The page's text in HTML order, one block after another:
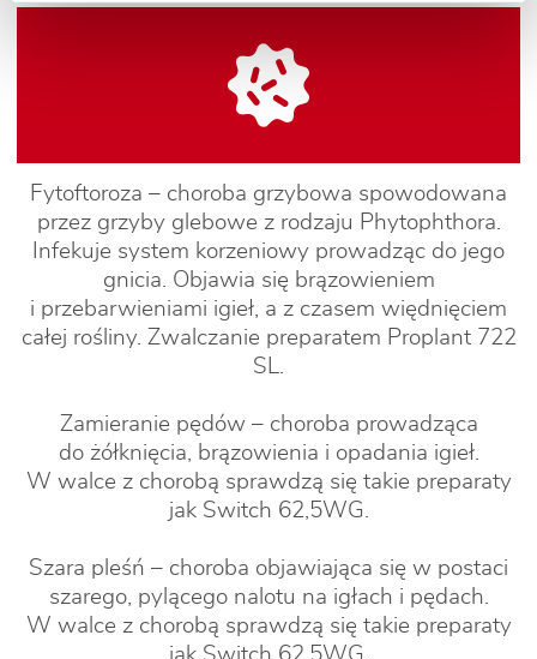
Fytoftoroza – choroba grzybowa spowodowana
przez grzyby glebowe z rodzaju Phytophthora.
Infekuje system korzeniowy prowadząc do jego
gnicia. Objawia się brązowieniem
i przebarwieniami igieł, a z czasem więdnięciem
całej rośliny. Zwalczanie preparatem Proplant 722
SL.
Zamieranie pędów – choroba prowadząca
do żółknięcia, brązowienia i opadania igieł.
W walce z chorobą sprawdzą się takie preparaty
jak Switch 62,5WG.
Szara pleśń – choroba objawiająca się w postaci
szarego, pylącego nalotu na igłach i pędach.
W walce z chorobą sprawdzą się takie preparaty